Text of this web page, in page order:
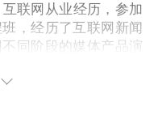
的创业新媒体项目闹
专注华南创投圈的报
新媒体，如果你遇到
方案。
联网从业经历，参加
，经历了互联网新闻
同阶段的媒体产品演
新闻网、南都网、奥